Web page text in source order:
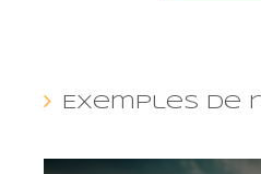
Exemples de